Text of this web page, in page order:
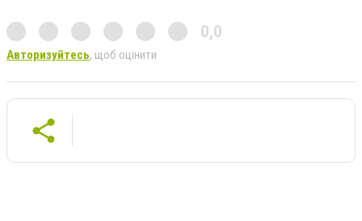
0,0
Авторизуйтесь, щоб оцінити